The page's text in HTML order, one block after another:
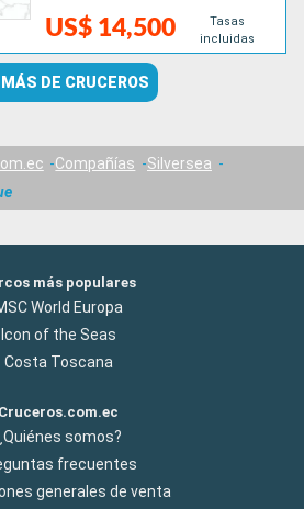
US$ 14,500
Tasas
incluidas
DE CRUCEROS
Compañías
Silversea
más populares
World Europa
Icon of the Seas
Costa Toscana
Cruceros.com.ec
somos?
frecuentes
generales de venta